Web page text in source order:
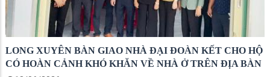
LONG XUYÊN BÀN GIAO NHÀ ĐẠI ĐOÀN KẾT CHO HỘ
CÓ HOÀN CẢNH KHÓ KHĂN VỀ NHÀ Ở TRÊN ĐỊA BÀN